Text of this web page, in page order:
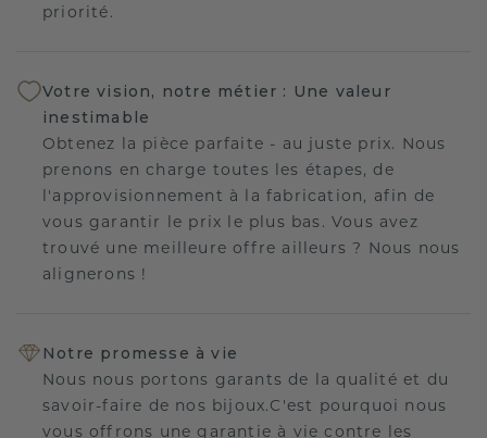
priorité.
Votre vision, notre métier : Une valeur
inestimable
Obtenez la pièce parfaite - au juste prix. Nous
prenons en charge toutes les étapes, de
l'approvisionnement à la fabrication, afin de
vous garantir le prix le plus bas. Vous avez
trouvé une meilleure offre ailleurs ? Nous nous
alignerons !
Notre promesse à vie
Nous nous portons garants de la qualité et du
savoir-faire de nos bijoux.C'est pourquoi nous
vous offrons une garantie à vie contre les